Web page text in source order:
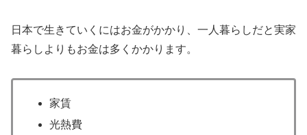
日本で生きていくにはお金がかかり、一人暮らしだと実家
暮らしよりもお金は多くかかります。
家賃
光熱費